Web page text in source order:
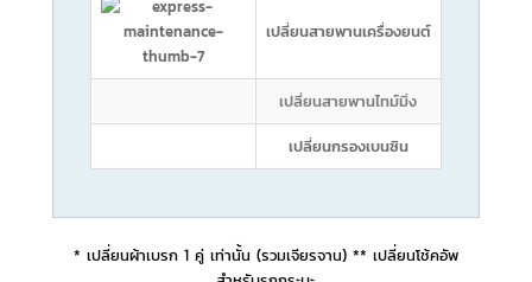
เปลี่ยนสายพานเครื่องยนต์
เปลี่ยนสายพานไทม์มิ่ง
เปลี่ยนกรองเบนซิน
* เปลี่ยนผ้าเบรก 1 คู่ เท่านั้น (รวมเจียรจาน) ** เปลี่ยนโช้คอัพ